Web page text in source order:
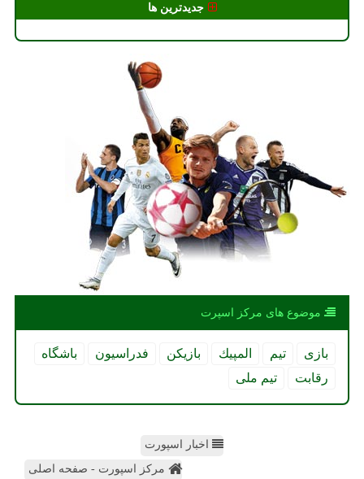
جدیدترین ها
موضوع های مركز اسپرت
بازی تیم المپیك بازیكن فدراسیون
باشگاه
رقابت
تیم ملی
اخبار اسپورت
مرکز اسپورت - صفحه اصلی